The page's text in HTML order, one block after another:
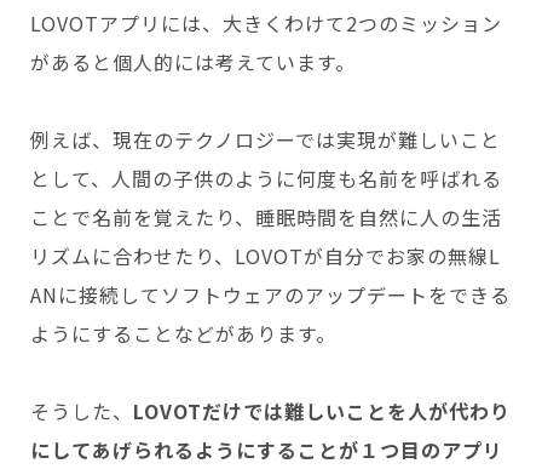
LOVOTアプリには、大きくわけて2つのミッション
があると個人的には考えています。
例えば、現在のテクノロジーでは実現が難しいこと
として、人間の子供のように何度も名前を呼ばれる
ことで名前を覚えたり、睡眠時間を自然に人の生活
リズムに合わせたり、LOVOTが自分でお家の無線L
ANに接続してソフトウェアのアップデートをできる
ようにすることなどがあります。
そうした、 LOVOTだけでは難しいことを人が代わり
にしてあげられるようにすることが１つ目のアプリ